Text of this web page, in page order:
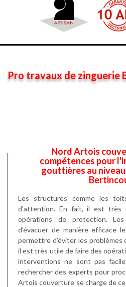
Pro travaux de zinguerie
Nord Artois
compétences pour
gouttières au
Les structures comme les
d'attention. En fait, il est très
opérations de protection.
d'évacuer de manière efficace
permettre d'éviter les problèmes
il est très utile de faire des
interventions ne sont pas
rechercher des experts pour
Artois couverture se charge de